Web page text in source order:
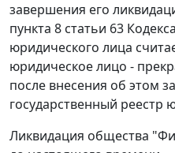
завершения его
пункта 8 статьи 63
юридического лица
юридическое лицо -
после внесения об этом
государственный реестр
Ликвидация общества